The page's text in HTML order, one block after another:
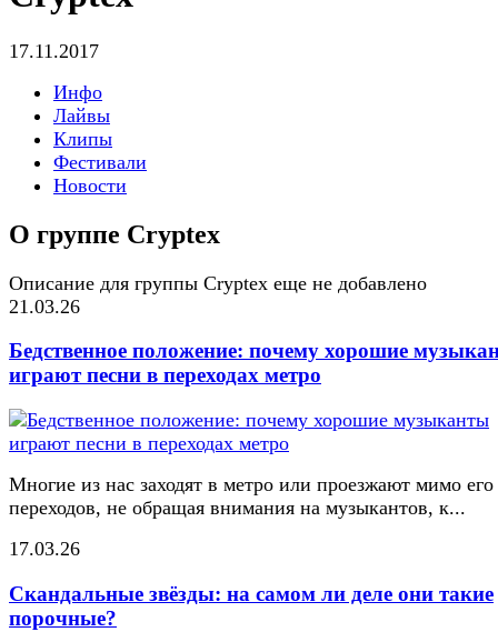
17.11.2017
Инфо
Лайвы
Клипы
Фестивали
Новости
О группе Cryptex
Описание для группы Cryptex еще не добавлено
21.03.26
Бедственное положение: почему хорошие
играют песни в переходах метро
Многие из нас заходят в метро или проезжают мимо его
переходов, не обращая внимания на музыкантов, к...
17.03.26
Скандальные звёзды: на самом ли деле они такие
порочные?